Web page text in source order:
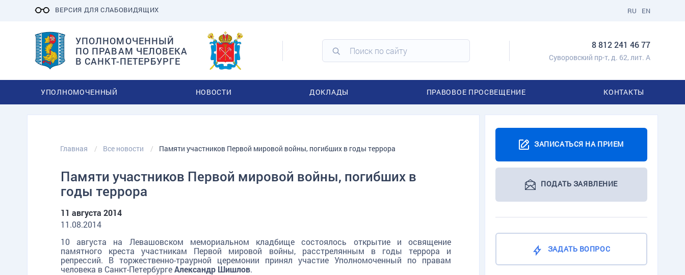
ВЕРСИЯ ДЛЯ СЛАБОВИДЯЩИХ EN
RU
УПОЛНОМОЧЕННЫЙ
ПО ПРАВАМ ЧЕЛОВЕКА
В САНКТ-ПЕТЕРБУРГЕ
8 812 241 46 77
Суворовский пр-т, д. 62, лит. А
УПОЛНОМОЧЕННЫЙ НОВОСТИ ДОКЛАДЫ ПРАВОВОЕ ПРОСВЕЩЕНИЕ КОНТАКТЫ
Главная Все новости Памяти участников Первой мировой войны, погибших в годы террора
Памяти участников Первой мировой войны, погибших в
годы террора
11 августа 2014
11.08.2014
10 августа на Левашовском мемориальном кладбище состоялось открытие и освящение
памятного креста участникам Первой мировой войны, расстрелянным в годы террора и
репрессий. В торжественно-траурной церемонии принял участие Уполномоченный по правам
человека в Санкт-ПетербургеАлександр Шишлов.
ЗАПИСАТЬСЯ НА ПРИЕМ
ПОДАТЬ ЗАЯВЛЕНИЕ
ЗАДАТЬ ВОПРОС